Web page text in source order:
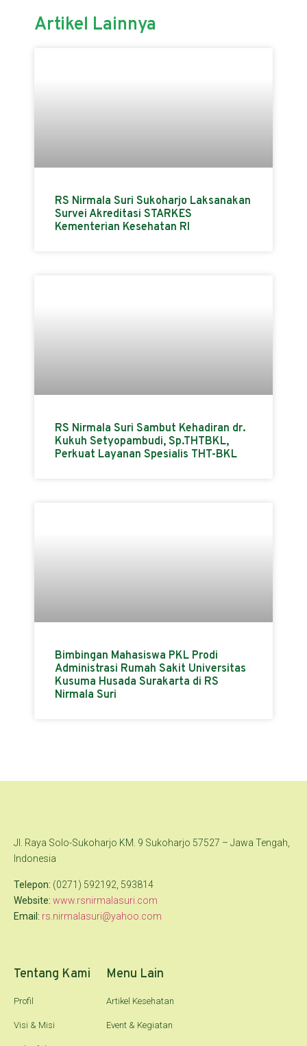
Artikel Lainnya
RS Nirmala Suri Sukoharjo Laksanakan
Survei Akreditasi STARKES
Kementerian Kesehatan RI
RS Nirmala Suri Sambut Kehadiran dr.
Kukuh Setyopambudi, Sp.THTBKL,
Perkuat Layanan Spesialis THT-BKL
Bimbingan Mahasiswa PKL Prodi
Administrasi Rumah Sakit Universitas
Kusuma Husada Surakarta di RS
Nirmala Suri
Jl. Raya Solo-Sukoharjo KM. 9 Sukoharjo 57527 – Jawa Tengah,
Indonesia
Telepon: (0271) 592192, 593814
Website: www.rsnirmalasuri.com
Email: rs.nirmalasuri@yahoo.com
Tentang Kami
Profil
Visi & Misi
Menu Lain
Artikel Kesehatan
Event & Kegiatan